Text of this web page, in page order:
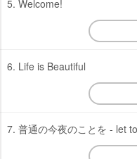
5. Welcome!
6. Life is Beautiful
7. 普通の今夜のことを - let